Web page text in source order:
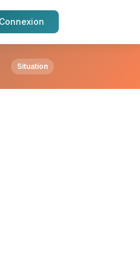
Connexion
Situation